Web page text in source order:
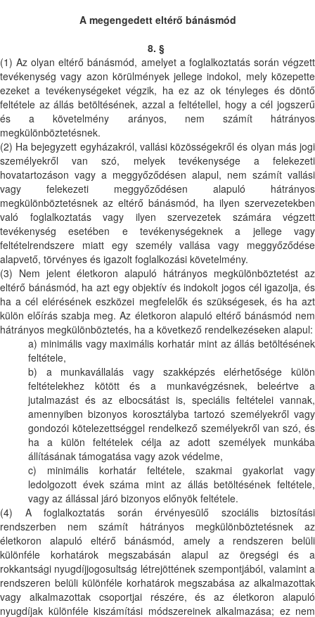
A megengedett eltérő bánásmód
8. §
(1) Az olyan eltérő bánásmód, amelyet a foglalkoztatás során végzett
tevékenység vagy azon körülmények jellege indokol, mely közepette
ezeket a tevékenységeket végzik, ha ez az ok tényleges és döntő
feltétele az állás betöltésének, azzal a feltétellel, hogy a cél jogszerű
és a követelmény arányos, nem számít hátrányos
megkülönböztetésnek.
(2) Ha bejegyzett egyházakról, vallási közösségekről és olyan más jogi
személyekről van szó, melyek tevékenysége a felekezeti
hovatartozáson vagy a meggyőződésen alapul, nem számít vallási
vagy felekezeti meggyőződésen alapuló hátrányos
megkülönböztetésnek az eltérő bánásmód, ha ilyen szervezetekben
való foglalkoztatás vagy ilyen szervezetek számára végzett
tevékenység esetében e tevékenységeknek a jellege vagy
feltételrendszere miatt egy személy vallása vagy meggyőződése
alapvető, törvényes és igazolt foglalkozási követelmény.
(3) Nem jelent életkoron alapuló hátrányos megkülönböztetést az
eltérő bánásmód, ha azt egy objektív és indokolt jogos cél igazolja, és
ha a cél elérésének eszközei megfelelők és szükségesek, és ha azt
külön előírás szabja meg. Az életkoron alapuló eltérő bánásmód nem
hátrányos megkülönböztetés, ha a következő rendelkezéseken alapul:
a) minimális vagy maximális korhatár mint az állás betöltésének
feltétele,
b) a munkavállalás vagy szakképzés elérhetősége külön
feltételekhez kötött és a munkavégzésnek, beleértve a
jutalmazást és az elbocsátást is, speciális feltételei vannak,
amennyiben bizonyos korosztályba tartozó személyekről vagy
gondozói kötelezettséggel rendelkező személyekről van szó, és
ha a külön feltételek célja az adott személyek munkába
állításának támogatása vagy azok védelme,
c) minimális korhatár feltétele, szakmai gyakorlat vagy
ledolgozott évek száma mint az állás betöltésének feltétele,
vagy az állással járó bizonyos előnyök feltétele.
(4) A foglalkoztatás során érvényesülő szociális biztosítási
rendszerben nem számít hátrányos megkülönböztetésnek az
életkoron alapuló eltérő bánásmód, amely a rendszeren belüli
különféle korhatárok megszabásán alapul az öregségi és a
rokkantsági nyugdíjjogosultság létrejöttének szempontjából, valamint a
rendszeren belüli különféle korhatárok megszabása az alkalmazottak
vagy alkalmazottak csoportjai részére, és az életkoron alapuló
nyugdíjak különféle kiszámítási módszereinek alkalmazása; ez nem